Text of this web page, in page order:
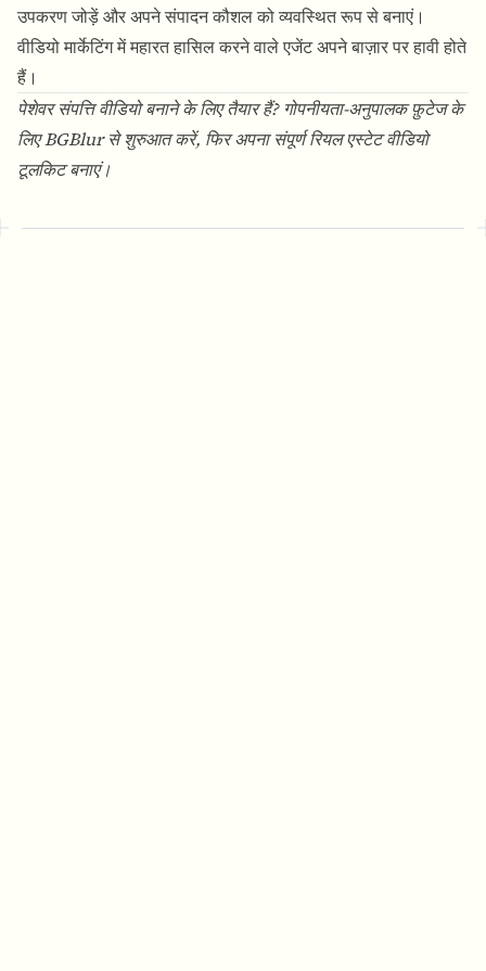
उपकरण जोड़ें और अपने संपादन कौशल को व्यवस्थित रूप से बनाएं।
वीडियो मार्केटिंग में महारत हासिल करने वाले एजेंट अपने बाज़ार पर हावी होते
हैं।
पेशेवर संपत्ति वीडियो बनाने के लिए तैयार हैं? गोपनीयता-अनुपालक फ़ुटेज के
लिएBGBlurसे शुरुआत करें, फिर अपना संपूर्ण रियल एस्टेट वीडियो
टूलकिट बनाएं।